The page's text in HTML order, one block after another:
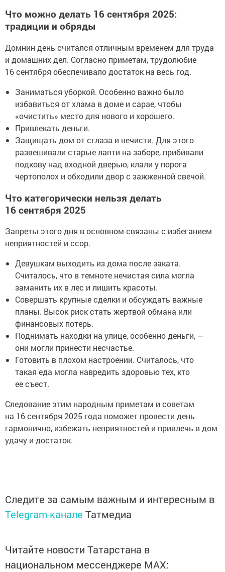
Что можно делать 16 сентября 2025:
традиции и обряды
Домнин день считался отличным временем для труда
и домашних дел. Согласно приметам, трудолюбие
16 сентября обеспечивало достаток на весь год.
Заниматься уборкой. Особенно важно было
избавиться от хлама в доме и сарае, чтобы
«очистить» место для нового и хорошего.
Привлекать деньги.
Защищать дом от сглаза и нечисти. Для этого
развешивали старые лапти на заборе, прибивали
подкову над входной дверью, клали у порога
чертополох и обходили двор с зажженной свечой.
Что категорически нельзя делать
16 сентября 2025
Запреты этого дня в основном связаны с избеганием
неприятностей и ссор.
Девушкам выходить из дома после заката.
Считалось, что в темноте нечистая сила могла
заманить их в лес и лишить красоты.
Совершать крупные сделки и обсуждать важные
планы. Высок риск стать жертвой обмана или
финансовых потерь.
Поднимать находки на улице, особенно деньги, —
они могли принести несчастье.
Готовить в плохом настроении. Считалось, что
такая еда могла навредить здоровью тех, кто
ее съест.
Следование этим народным приметам и советам
на 16 сентября 2025 года поможет провести день
гармонично, избежать неприятностей и привлечь в дом
удачу и достаток.
Следите за самым важным и интересным в
Telegram-канале Татмедиа
Читайте новости Татарстана в
национальном мессенджере MАХ: